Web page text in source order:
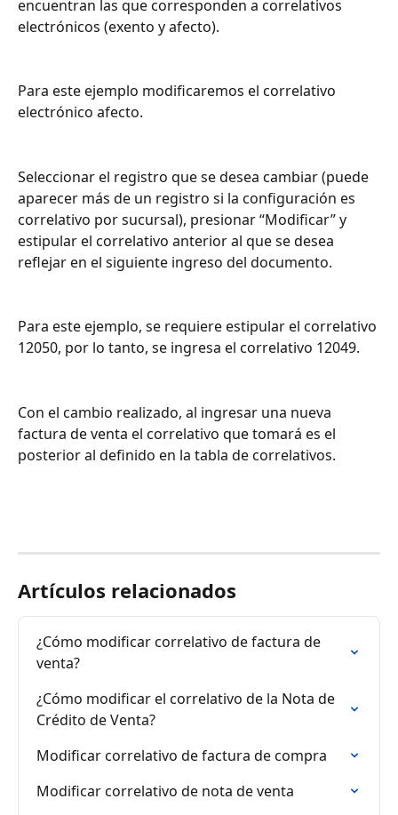
encuentran las que corresponden a correlativos
electrónicos (exento y afecto).
Para este ejemplo modificaremos el correlativo
electrónico afecto.
Seleccionar el registro que se desea cambiar (puede
aparecer más de un registro si la configuración es
correlativo por sucursal), presionar “Modificar” y
estipular el correlativo anterior al que se desea
reflejar en el siguiente ingreso del documento.
Para este ejemplo, se requiere estipular el correlativo
12050, por lo tanto, se ingresa el correlativo 12049.
Con el cambio realizado, al ingresar una nueva
factura de venta el correlativo que tomará es el
posterior al definido en la tabla de correlativos.
Artículos relacionados
¿Cómo modificar correlativo de factura de
venta?
¿Cómo modificar el correlativo de la Nota de
Crédito de Venta?
Modificar correlativo de factura de compra
Modificar correlativo de nota de venta